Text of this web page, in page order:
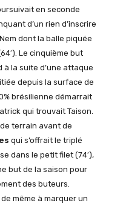
en seconde
d’un rien d’inscrire
dont la balle piquée
Le cinquième but
la suite d’une attaque
depuis la surface de
brésilienne démarrait
qui trouvait Taison.
terrain avant de
qui s’offrait le triplé
dans le petit filet (74′),
but de la saison pour
des buteurs.
même à marquer un